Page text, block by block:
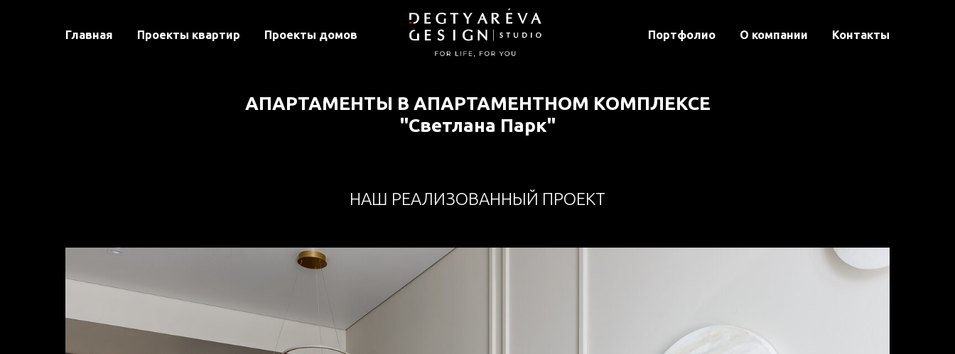
Главная Проекты квартир Проекты домов Портфолио О компании Контакты
АПАРТАМЕНТЫ В АПАРТАМЕНТНОМ КОМПЛЕКСЕ
"Светлана Парк"
НАШ РЕАЛИЗОВАННЫЙ ПРОЕКТ